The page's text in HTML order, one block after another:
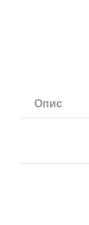
Опис